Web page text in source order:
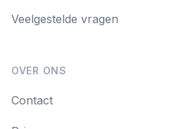
Veelgestelde vragen
OVER ONS
Contact